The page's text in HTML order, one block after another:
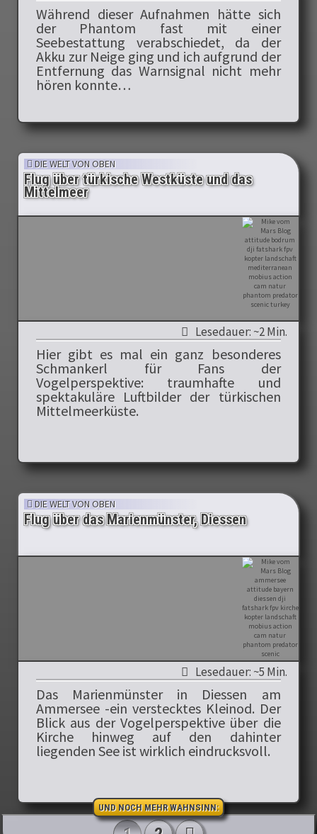
Während dieser Aufnahmen hätte sich
der Phantom fast mit einer
Seebestattung verabschiedet, da der
Akku zur Neige ging und ich aufgrund der
Entfernung das Warnsignal nicht mehr
hören konnte…
DIE WELT VON OBEN
Flug über türkische Westküste und das
Mittelmeer
Lesedauer: ~2 Min.
Hier gibt es mal ein ganz besonderes
Schmankerl für Fans der
Vogelperspektive: traumhafte und
spektakuläre Luftbilder der türkischen
Mittelmeerküste.
DIE WELT VON OBEN
Flug über das Marienmünster, Diessen
Lesedauer: ~5 Min.
Das Marienmünster in Diessen am
Ammersee -ein verstecktes Kleinod. Der
Blick aus der Vogelperspektive über die
Kirche hinweg auf den dahinter
liegenden See ist wirklich eindrucksvoll.
UND NOCH MEHR WAHNSINN: